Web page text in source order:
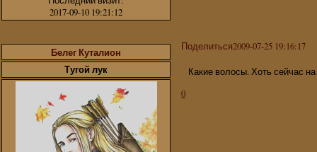
2017-09-10 19:21:12
Поделиться2009-07-25 19:16:17
Белег Куталион
Тугой лук
Какие волосы. Хоть сейчас
0